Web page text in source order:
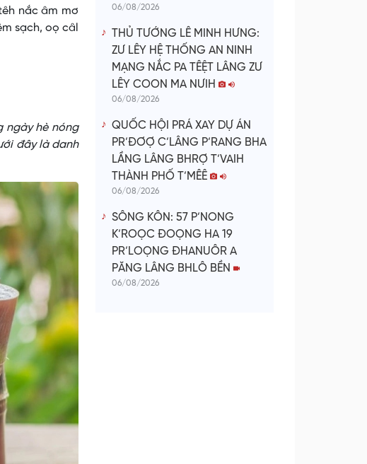
nắc âm mơ
sạch, oọ câl
ngày hè nóng
đây là danh
06/08/2026
THỦ TƯỚNG LÊ MINH HƯNG:
ZƯ LÊY HỆ THỐNG AN NINH
MẠNG NẮC PA TÊỆT LÂNG ZƯ
LÊY COON MA NƯIH
06/08/2026
QUỐC HỘI PRÁ XAY DỰ ÁN
PR’ĐƠỢ C’LÂNG P’RANG BHA
LẦNG LÂNG BHRỢ T’VAIH
THÀNH PHỐ T’MÊÊ
06/08/2026
SÔNG KÔN: 57 P’NONG
K’ROỌC ĐOỌNG HA 19
PR’LOỌNG ĐHANUÔR A
PĂNG LÂNG BHLÔ BỀN
06/08/2026